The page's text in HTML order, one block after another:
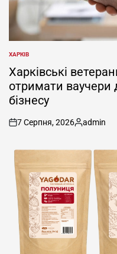
ОПУБЛІКУВАТИ
У
ХАРКІВ
Харківські
отримати ваучери
бізнесу
on
7 Серпня, 2026 admin